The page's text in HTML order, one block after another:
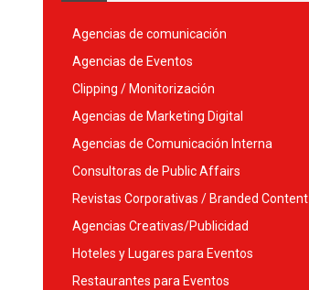
Agencias de comunicación
Agencias de Eventos
Clipping / Monitorización
Agencias de Marketing Digital
Agencias de Comunicación Interna
Consultoras de Public Affairs
Revistas Corporativas / Branded Content
Agencias Creativas/Publicidad
Hoteles y Lugares para Eventos
Restaurantes para Eventos